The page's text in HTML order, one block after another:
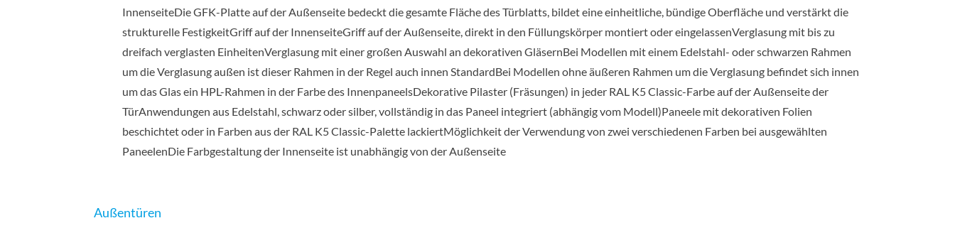
InnenseiteDie GFK-Platte auf der Außenseite bedeckt die gesamte Fläche des Türblatts, bildet eine einheitliche, bündige Oberfläche und verstärkt die
strukturelle FestigkeitGriff auf der InnenseiteGriff auf der Außenseite, direkt in den Füllungskörper montiert oder eingelassenVerglasung mit bis zu
dreifach verglasten EinheitenVerglasung mit einer großen Auswahl an dekorativen GläsernBei Modellen mit einem Edelstahl- oder schwarzen Rahmen
um die Verglasung außen ist dieser Rahmen in der Regel auch innen StandardBei Modellen ohne äußeren Rahmen um die Verglasung befindet sich innen
um das Glas ein HPL-Rahmen in der Farbe des InnenpaneelsDekorative Pilaster (Fräsungen) in jeder RAL K5 Classic-Farbe auf der Außenseite der
TürAnwendungen aus Edelstahl, schwarz oder silber, vollständig in das Paneel integriert (abhängig vom Modell)Paneele mit dekorativen Folien
beschichtet oder in Farben aus der RAL K5 Classic-Palette lackiertMöglichkeit der Verwendung von zwei verschiedenen Farben bei ausgewählten
PaneelenDie Farbgestaltung der Innenseite ist unabhängig von der Außenseite
Außentüren